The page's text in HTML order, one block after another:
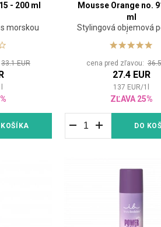
- 200 ml
morskou
33.1 EUR
KOŠÍKA
Mousse Orange no.
ml
Stylingová objemová
vlasy
cena pred zľavou:
27.4 EUR
137 EUR/1
ZĽAVA 25%
DO